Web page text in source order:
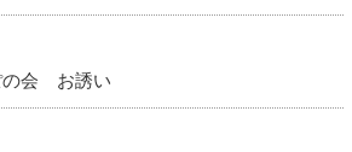
の会 お誘い